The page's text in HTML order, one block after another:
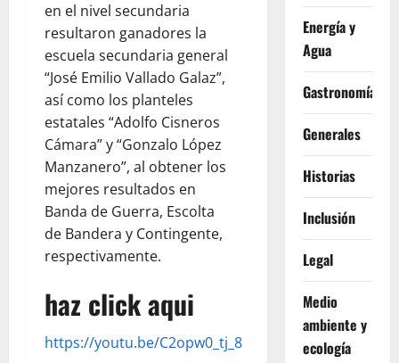
en el nivel secundaria
resultaron ganadores la
escuela secundaria general
“José Emilio Vallado Galaz”,
así como los planteles
estatales “Adolfo Cisneros
Cámara” y “Gonzalo López
Manzanero”, al obtener los
mejores resultados en
Banda de Guerra, Escolta
de Bandera y Contingente,
respectivamente.
haz click aqui
https://youtu.be/C2opw0_tj_8
Energía y
Agua
Gastronomía
Generales
Historias
Inclusión
Legal
Medio
ambiente y
ecología